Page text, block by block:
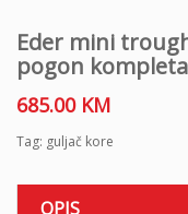
Eder mini
pogon
685.00 KM
Tag: guljač kore
OPIS